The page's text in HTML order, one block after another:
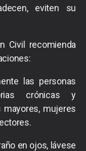
eviten su
Civil recomienda
las personas
crónicas y
mayores, mujeres
en ojos, lávese